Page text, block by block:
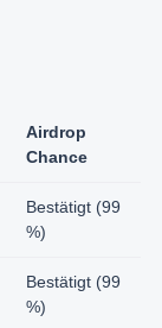
Airdrop
Chance
Bestätigt (99
%)
Bestätigt (99
%)